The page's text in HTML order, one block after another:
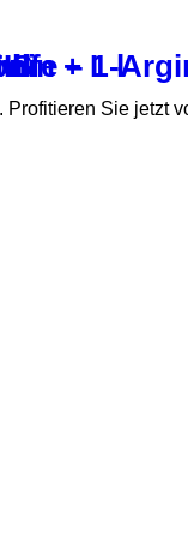
. Profitieren Sie jetzt
– 1 l
+ L-